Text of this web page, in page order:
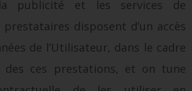
publicité et les services de
prestataires disposent d’un accès
de l’Utilisateur, dans le cadre
des ces prestations, et on tune